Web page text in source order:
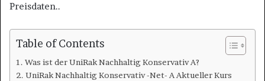
Preisdaten..
Table of Contents
Was ist der UniRak Nachhaltig Konservativ A?
UniRak Nachhaltig Konservativ -Net- A Aktueller Kurs